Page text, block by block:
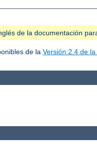
de la documentación
de la Versión 2.4 de